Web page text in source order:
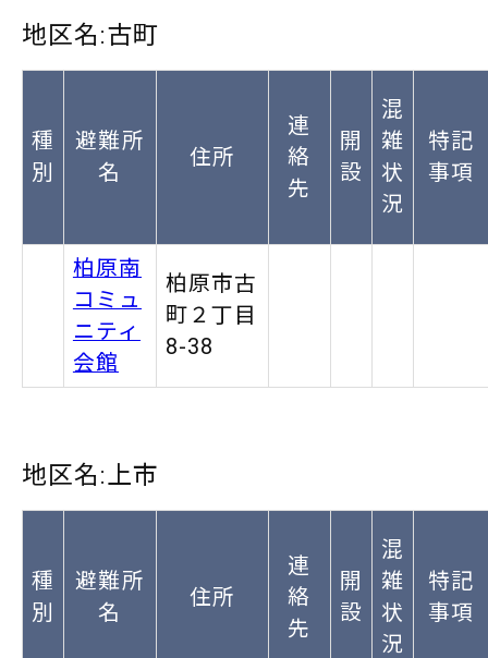
地区名:古町
種
別
避難所
名
住所
連
絡
先
開
設
混
雑
状
況
特記
事項
柏原南
コミュ
ニティ
会館
柏原市古
町２丁目
8-38
地区名:上市
種
別
避難所
名
住所
連
絡
先
開
設
混
雑
状
況
特記
事項